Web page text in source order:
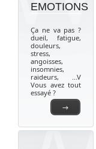
→
EMOTIONS
Ça ne va pas ?
dueil, fatigue,
douleurs,
stress,
angoisses,
insomnies,
raideurs, ...V
Vous avez tout
essayé ?